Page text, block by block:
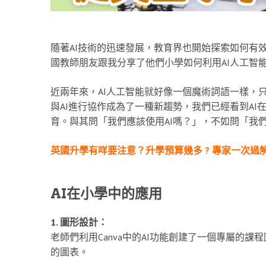
隨著AI技術的迅速發展，教育界也開始探索如何有
國教師朋友跟我分享了他們小學如何利用AI人工智
近兩年來，AI人工智能就好像一個魔術詞語一樣，
與AI進行協作成為了一種新趨勢，我們已經看到AI
育。與其問「我們應該使用AI嗎？」，不如問「我
英國升學有咩要注意？升學預算幾多 ? 專家一次過
AI在小學中的應用
1. 圖形設計：
老師們利用Canva中的AI功能創建了一個專屬的課
的圖表。